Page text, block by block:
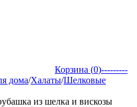
Корзина (0)---------
дома/Халаты/Шелковые
из шелка и вискозы